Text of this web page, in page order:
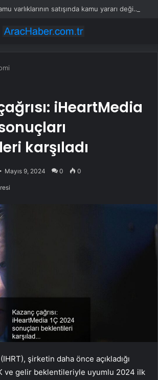
CHP’li Akay: Kamu varlıklarının satışında kamu yararı değil, kamu zararı var
iHeartMedia
karşıladı
Mayıs 9, 2024 0 0
şirketin daha önce açıkladığı
ve gelir beklentileriyle uyumlu 2024 ilk